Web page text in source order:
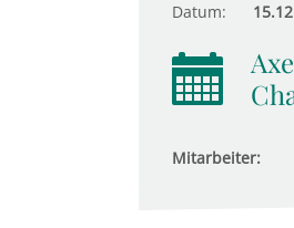
Datum:
Mitarbeiter: